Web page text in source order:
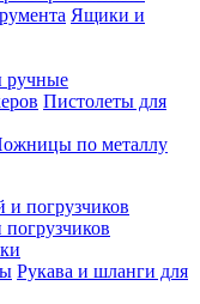
Ящики и
ручные
Пистолеты для
по металлу
Рукава и шланги для